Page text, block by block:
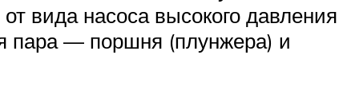
вида насоса высокого давления
пара — поршня (плунжера) и